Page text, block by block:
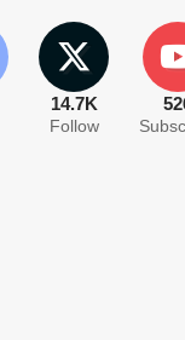
14.7K
Follow